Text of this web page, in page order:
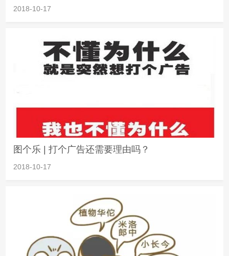
2018-10-17
图个乐 | 打个广告还需要理由吗？
2018-10-17